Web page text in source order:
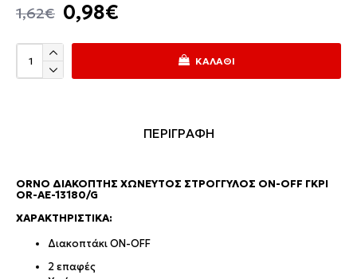
0,98€
1,62€
ΚΑΛΆΘΙ
ΠΕΡΙΓΡΑΦΗ
ORNO ΔΙΑΚΌΠΤΗΣ ΧΩΝΕΥΤΌΣ ΣΤΡΟΓΓΥΛΌΣ ON-OFF ΓΚΡΙ
OR-AE-13180/G
ΧΑΡΑΚΤΗΡΙΣΤΙΚΆ:
Διακοπτάκι ON-OFF
2 επαφές